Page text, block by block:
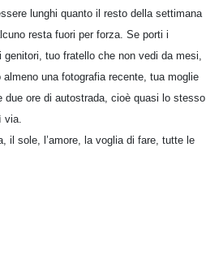
lunghi quanto il resto della settimana
resta fuori per forza. Se porti i
tuo fratello che non vedi da mesi,
una fotografia recente, tua moglie
due ore di autostrada, cioè quasi lo stesso
via.
il sole, l’amore, la voglia di fare, tutte le